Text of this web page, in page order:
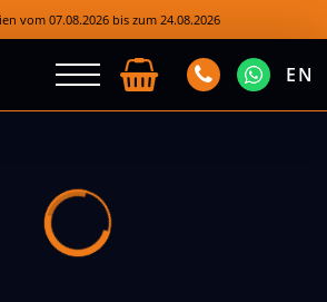
vom 07.08.2026 bis zum 24.08.2026
EN